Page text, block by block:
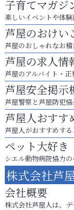
子育てマガジ
楽しいイベントや体験
芦屋のおけ
芦屋のおしゃれなお
芦屋の求人情
芦屋のアルバイト・
芦屋安全掲示
芦屋警察と芦屋防犯
芦屋人おすす
芦屋人がおすすめす
ペット大好き
シエル動物病院協力
株式会社芦
会社概要
株式会社芦屋人は、